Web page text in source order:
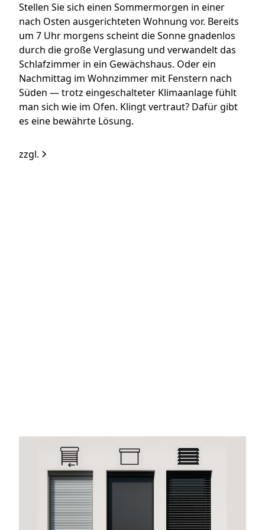
Stellen Sie sich einen Sommermorgen in einer
nach Osten ausgerichteten Wohnung vor. Bereits
um 7 Uhr morgens scheint die Sonne gnadenlos
durch die große Verglasung und verwandelt das
Schlafzimmer in ein Gewächshaus. Oder ein
Nachmittag im Wohnzimmer mit Fenstern nach
Süden — trotz eingeschalteter Klimaanlage fühlt
man sich wie im Ofen. Klingt vertraut? Dafür gibt
es eine bewährte Lösung.
zzgl.